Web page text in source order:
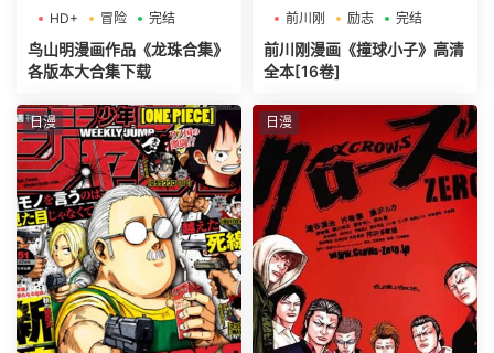
HD+ 冒险 完结
鸟山明漫画作品《龙珠合集》
各版本大合集下载
前川刚 励志 完结
前川刚漫画《撞球小子》高清
全本[16卷]
日漫 日漫